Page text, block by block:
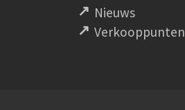
Nieuws
Verkooppunten